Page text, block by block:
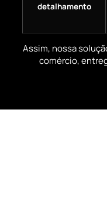
detalhamento
Assim, nossa
comércio,